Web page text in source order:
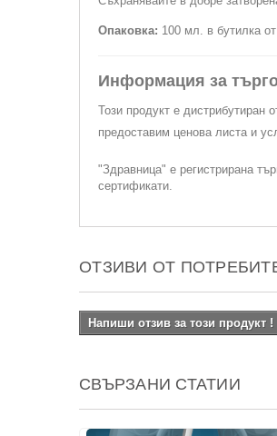
Опаковка: 100 мл. в бутилка
Информация за
Този продукт е дистрибутиран
предоставим ценова листа и
"Здравница" е регистрирана
сертификати.
ОТЗИВИ ОТ
Напиши отзив за този продукт !
СВЪРЗАНИ СТАТИИ